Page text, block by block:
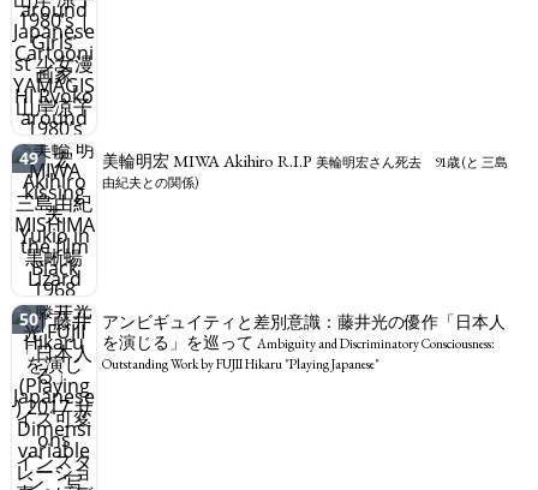
49 美輪明宏 MIWA Akihiro R.I.P 美輪明宏さん死去 91歳 (と 三島
由紀夫との関係)
50
アンビギュイティと差別意識：藤井光の優作「日本人
を演じる」を巡って Ambiguity and Discriminatory Consciousness:
Outstanding Work by FUJII Hikaru "Playing Japanese"